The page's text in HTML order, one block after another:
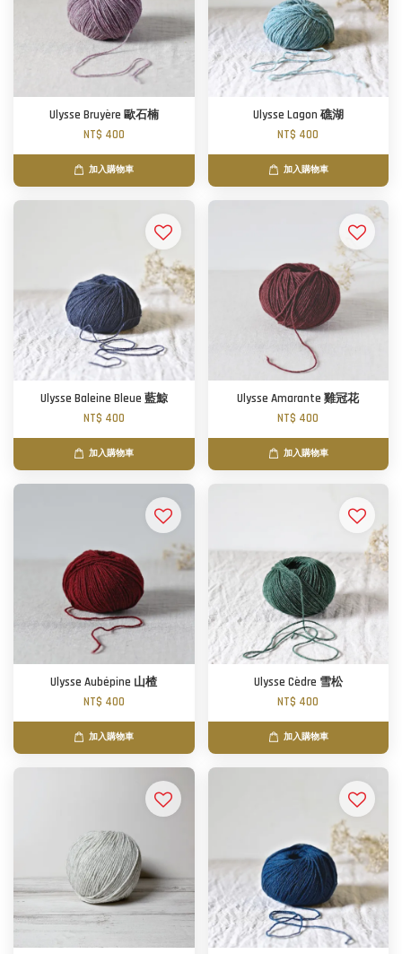
Ulysse Bruyère 歐石楠
NT$ 400
加入購物車
Ulysse Lagon 礁湖
NT$ 400
加入購物車
Ulysse Baleine Bleue 藍鯨
NT$ 400
加入購物車
Ulysse Amarante 雞冠花
NT$ 400
加入購物車
Ulysse Aubépine 山楂
NT$ 400
加入購物車
Ulysse Cèdre 雪松
NT$ 400
加入購物車